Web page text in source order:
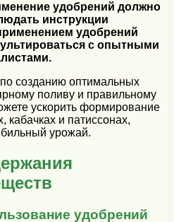
удобрений должно
инструкции
удобрений
с опытными
созданию оптимальных
поливу и правильному
ускорить формирование
кабачках и патиссонах,
урожай.
удобрений